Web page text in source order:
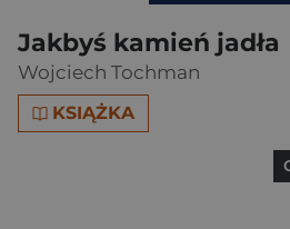
Jakbyś kamień jadła
Wojciech Tochman
KSIĄŻKA